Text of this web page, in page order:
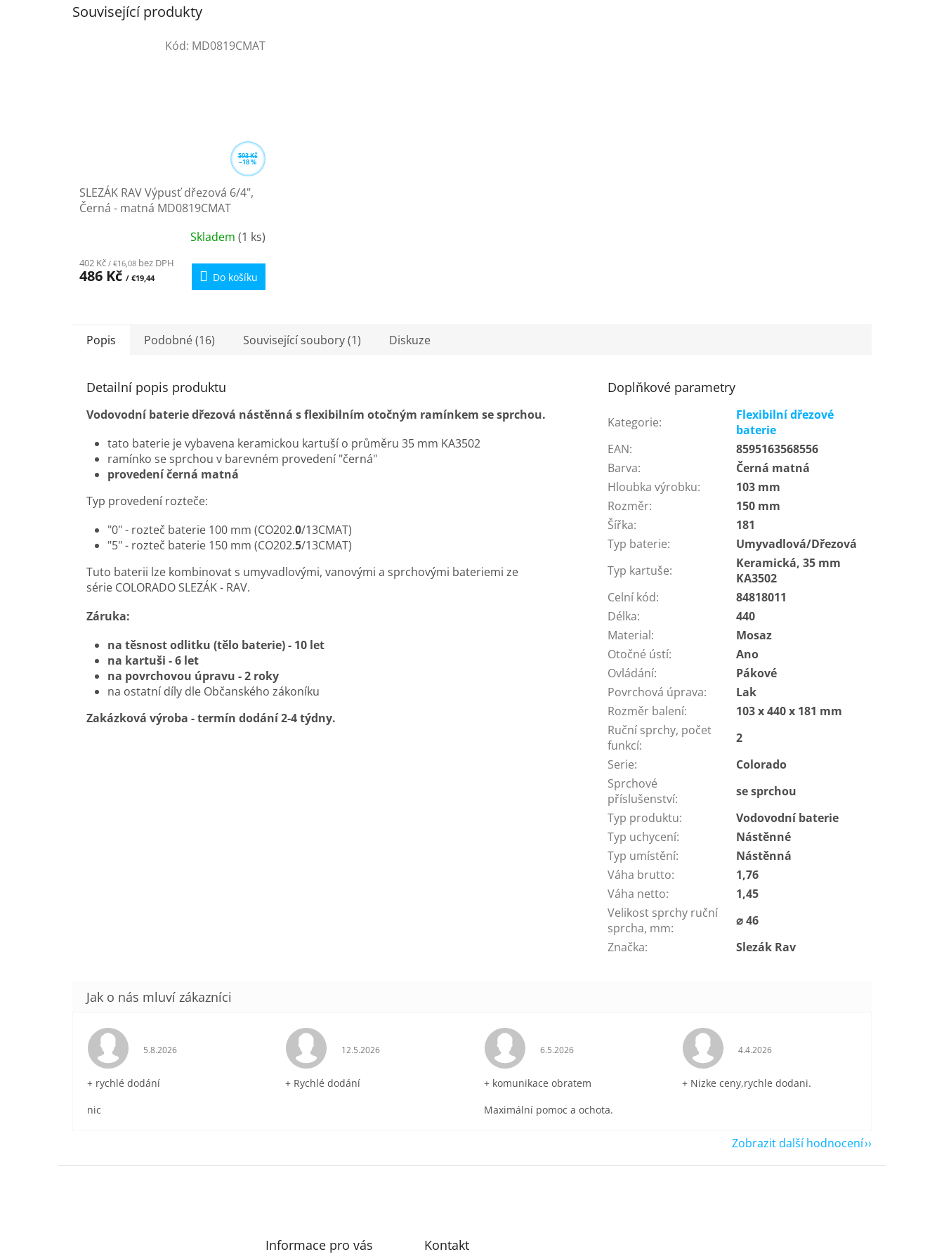
Související produkty
593 Kč
–18 %
SLEZÁK RAV Výpusť dřezová 6/4",
Černá - matná MD0819CMAT
produktu
je
hvězdiček.
Skladem (1 ks)
402 Kč / €16,08 bez DPH
486 Kč / €19,44 Do košíku
Kód: MD0819CMAT
Popis Podobné (16) Související soubory (1) Diskuze
Detailní popis produktu
Vodovodní baterie dřezová nástěnná s flexibilním otočným ramínkem se sprchou.
tato baterie je vybavena keramickou kartuší o průměru 35 mm KA3502
ramínko se sprchou v barevném provedení "černá"
provedení černá matná
Typ provedení rozteče:
"0" - rozteč baterie 100 mm (CO202.0/13CMAT)
"5" - rozteč baterie 150 mm (CO202.5/13CMAT)
Tuto baterii lze kombinovat s umyvadlovými, vanovými a sprchovými bateriemi ze
série COLORADO SLEZÁK - RAV.
Záruka:
na těsnost odlitku (tělo baterie) - 10 let
na kartuši - 6 let
na povrchovou úpravu - 2 roky
na ostatní díly dle Občanského zákoníku
Zakázková výroba - termín dodání 2-4 týdny.
Doplňkové parametry
Kategorie:
Flexibilní dřezové
baterie
EAN:
8595163568556
Barva:
Černá matná
Hloubka výrobku:
103 mm
Rozměr:
150 mm
Šířka:
181
Typ baterie:
Umyvadlová/Dřezová
Typ kartuše:
Keramická, 35 mm
KA3502
Celní kód:
84818011
Délka:
440
Material:
Mosaz
Otočné ústí:
Ano
Ovládání:
Pákové
Povrchová úprava:
Lak
Rozměr balení:
103 x 440 x 181 mm
Ruční sprchy, počet
funkcí:
2
Serie:
Colorado
Sprchové
příslušenství:
se sprchou
Typ produktu:
Vodovodní baterie
Typ uchycení:
Nástěnné
Typ umístění:
Nástěnná
Váha brutto:
1,76
Váha netto:
1,45
Velikost sprchy ruční
sprcha, mm:
⌀ 46
Značka: Slezák Rav
Hodnocení obchodu je 5 z 5 hvězdiček.
5.8.2026
+ rychlé dodání
nic
Hodnocení obchodu je 5 z 5 hvězdiček.
12.5.2026
+ Rychlé dodání
Hodnocení obchodu je 5 z 5 hvězdiček.
6.5.2026
+ komunikace obratem
Maximální pomoc a ochota.
Hodnocení obchodu je 5 z 5 hvězdiček.
4.4.2026
+ Nizke ceny,rychle dodani.
Zobrazit další hodnocení
Informace pro vás Kontakt